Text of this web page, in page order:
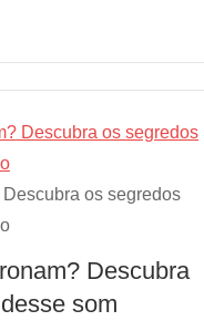
os segredos
Descubra
som